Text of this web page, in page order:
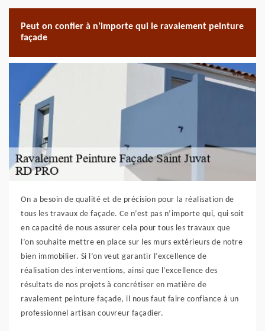
Peut on confier à n’importe qui le ravalement peinture
façade
On a besoin de qualité et de précision pour la réalisation de
tous les travaux de façade. Ce n’est pas n’importe qui, qui soit
en capacité de nous assurer cela pour tous les travaux que
l’on souhaite mettre en place sur les murs extérieurs de notre
bien immobilier. Si l’on veut garantir l’excellence de
réalisation des interventions, ainsi que l’excellence des
résultats de nos projets à concrétiser en matière de
ravalement peinture façade, il nous faut faire confiance à un
professionnel artisan couvreur façadier.